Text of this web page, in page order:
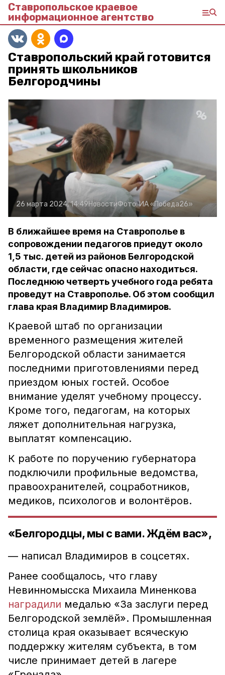
Ставропольское краевое
информационное агентство
Ставропольский край готовится
принять школьников
Белгородчины
26 марта 2024, 14:49НовостиФото:ИА «Победа26»
В ближайшее время на Ставрополье в
сопровождении педагогов приедут около
1,5 тыс. детей из районов Белгородской
области, где сейчас опасно находиться.
Последнюю четверть учебного года ребята
проведут на Ставрополье. Об этом сообщил
глава края Владимир Владимиров.
Краевой штаб по организации
временного размещения жителей
Белгородской области занимается
последними приготовлениями перед
приездом юных гостей. Особое
внимание уделят учебному процессу.
Кроме того, педагогам, на которых
ляжет дополнительная нагрузка,
выплатят компенсацию.
К работе по поручению губернатора
подключили профильные ведомства,
правоохранителей, соцработников,
медиков, психологов и волонтёров.
«Белгородцы, мы с вами. Ждём вас»,
— написал Владимиров в соцсетях.
Ранее сообщалось, что главу
Невинномысска Михаила Миненкова
наградили медалью «За заслуги перед
Белгородской землёй». Промышленная
столица края оказывает всяческую
поддержку жителям субъекта, в том
числе принимает детей в лагере